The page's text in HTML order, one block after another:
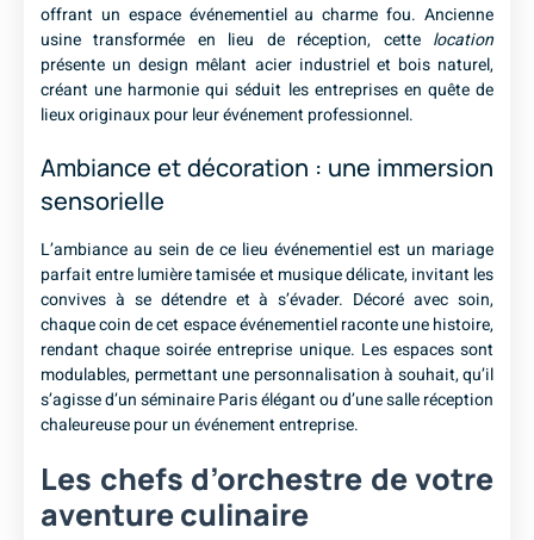
offrant un espace événementiel au charme fou. Ancienne
usine transformée en lieu de réception, cette location
présente un design mêlant acier industriel et bois naturel,
créant une harmonie qui séduit les entreprises en quête de
lieux originaux pour leur événement professionnel.
Ambiance et décoration : une immersion
sensorielle
L’ambiance au sein de ce lieu événementiel est un mariage
parfait entre lumière tamisée et musique délicate, invitant les
convives à se détendre et à s’évader. Décoré avec soin,
chaque coin de cet espace événementiel raconte une histoire,
rendant chaque soirée entreprise unique. Les espaces sont
modulables, permettant une personnalisation à souhait, qu’il
s’agisse d’un séminaire Paris élégant ou d’une salle réception
chaleureuse pour un événement entreprise.
Les chefs d’orchestre de votre
aventure culinaire